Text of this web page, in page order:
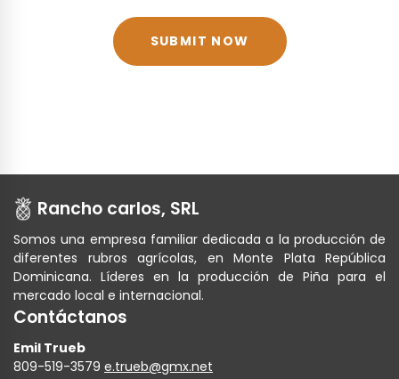
Rancho carlos, SRL
Somos una empresa familiar dedicada a la producción de
diferentes rubros agrícolas, en Monte Plata República
Dominicana. Líderes en la producción de Piña para el
mercado local e internacional.
Contáctanos
Emil Trueb
809-519-3579 e.trueb@gmx.net